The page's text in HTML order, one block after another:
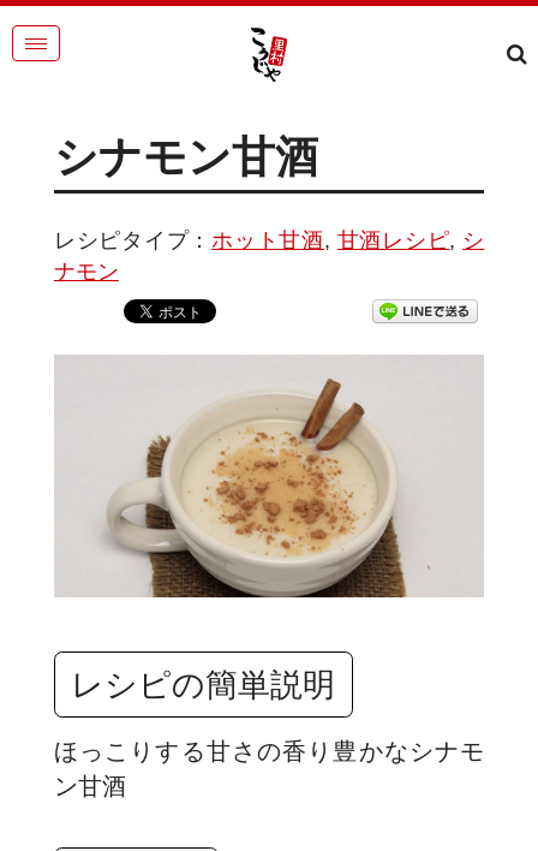
シナモン甘酒
レシピタイプ：ホット甘酒, 甘酒レシピ, シ
ナモン
レシピの簡単説明
ほっこりする甘さの香り豊かなシナモ
ン甘酒